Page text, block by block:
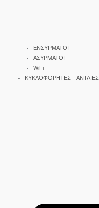
ΕΝΣΥΡΜΑΤΟΙ
ΑΣΥΡΜΑΤΟΙ
WiFi
ΚΥΚΛΟΦΟΡΗΤΕΣ – ΑΝΤΛΙΕΣ